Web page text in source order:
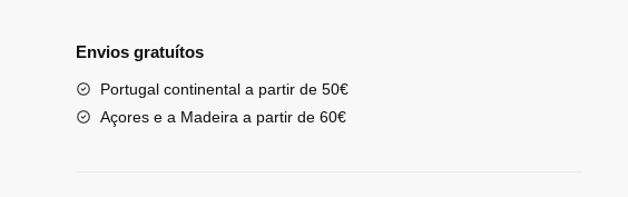
Envios gratuítos
Portugal continental a partir de 50€
Açores e a Madeira a partir de 60€